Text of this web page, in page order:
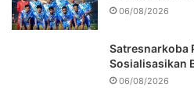
06/08/2026
Satresnarkoba
Sosialisasikan
06/08/2026